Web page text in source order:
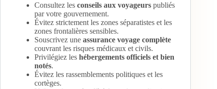
Consultez les conseils aux voyageurs publiés
par votre gouvernement.
Évitez strictement les zones séparatistes et les
zones frontalières sensibles.
Souscrivez une assurance voyage complète
couvrant les risques médicaux et civils.
Privilégiez les hébergements officiels et bien
notés.
Évitez les rassemblements politiques et les
cortèges.